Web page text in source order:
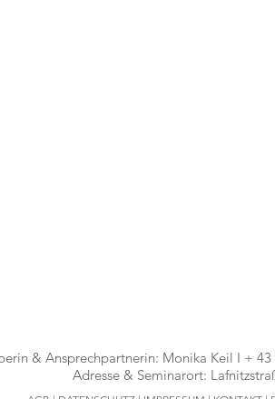
& Ansprechpartnerin: Monika Keil I + 43
Adresse & Seminarort: